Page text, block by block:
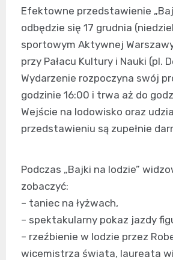
Efektowne przedstawienie
odbędzie się 17 grudnia
sportowym Aktywnej
przy Pałacu Kultury i Nauki (pl.
Wydarzenie rozpoczyna swój
godzinie 16:00 i trwa aż do
Wejście na lodowisko oraz
przedstawieniu są zupełnie
Podczas „Bajki na lodzie”
zobaczyć:
– taniec na łyżwach,
– spektakularny pokaz jazdy
– rzeźbienie w lodzie przez
wicemistrza świata, laureata